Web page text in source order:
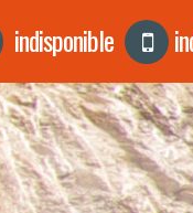
indisponible